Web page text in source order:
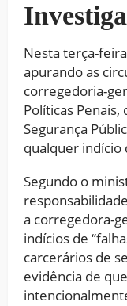
Nesta terça-
apurando as
corregedoria-
Políticas Penais,
Segurança
qualquer indício
Segundo o
a corregedora-
indícios de
carcerários de
evidência de